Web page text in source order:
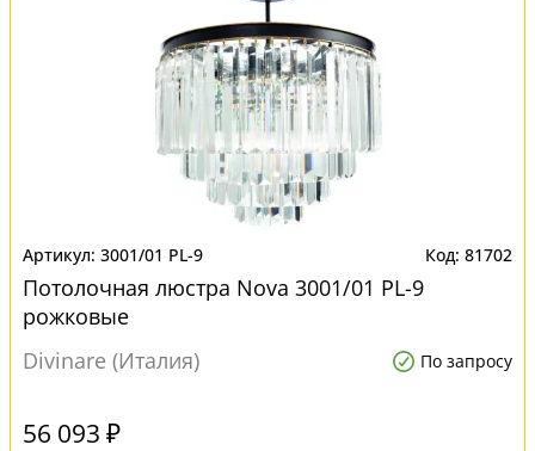
3001/01 PL-9 81702
Потолочная люстра Nova 3001/01 PL-9
рожковые
Divinare (Италия)
По запросу
56 093 ₽